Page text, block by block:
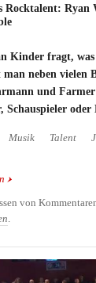
Rocktalent: Ryan
Kinder fragt,
neben vielen
und
Schauspieler
Musik Talent
über 9-jähriges
von
.